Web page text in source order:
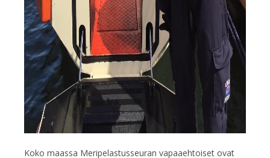
Koko maassa Meripelastusseuran vapaaehtoiset ovat